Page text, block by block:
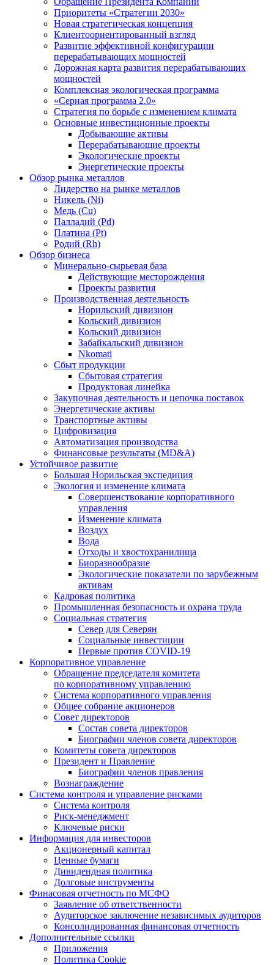
Приоритеты «Стратегии 2030»
Новая стратегическая концепция
Клиентоориентированный взгляд
Развитие эффективной конфигурации
перерабатывающих мощностей
Дорожная карта развития перерабатывающих
мощностей
Комплексная экологическая программа
«Серная программа 2.0»
Стратегия по борьбе с изменением климата
Основные инвестиционные проекты
Добывающие активы
Перерабатывающие проекты
Экологические проекты
Энергетические проекты
Обзор рынка металлов
Лидерство на рынке металлов
Никель (Ni)
Медь (Cu)
Палладий (Pd)
Платина (Pt)
Родий (Rh)
Обзор бизнеса
Минерально-сырьевая база
Действующие месторождения
Проекты развития
Производственная деятельность
Норильский дивизион
Кольский дивизион
Кольский дивизион
Забайкальский дивизион
Nkomati
Сбыт продукции
Сбытовая стратегия
Продуктовая линейка
Закупочная деятельность и цепочка поставок
Энергетические активы
Транспортные активы
Цифровизация
Автоматизация производства
Финансовые результаты (MD&A)
Устойчивое развитие
Большая Норильская экспедиция
Экология и изменение климата
Совершенствование корпоративного
управления
Изменение климата
Воздух
Вода
Отходы и хвостохранилища
Биоразнообразие
Экологические показатели по зарубежным
активам
Кадровая политика
Промышленная безопасность и охрана труда
Социальная стратегия
Север для Северян
Социальные инвестиции
Первые против COVID‑19
Корпоративное управление
Обращение председателя комитета
по корпоративному управлению
Система корпоративного управления
Общее собрание акционеров
Совет директоров
Состав совета директоров
Биографии членов совета директоров
Комитеты совета директоров
Президент и Правление
Биографии членов правления
Вознаграждение
Система контроля и управление рисками
Система контроля
Риск-менеджмент
Ключевые риски
Информация для инвесторов
Акционерный капитал
Ценные бумаги
Дивидендная политика
Долговые инструменты
Финасовая отчетность по МСФО
Заявление об ответственности
Аудиторское заключение независимых аудиторов
Консолидированная финансовая отчетность
Дополнительные ссылки
Приложения
Политика Cookie